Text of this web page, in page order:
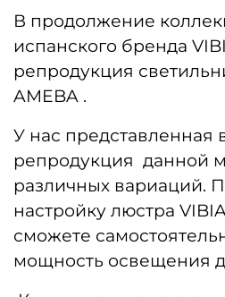
В продолжение
испанского бренда
репродукция
AMEBA .
У нас представленная
репродукция данной
различных вариаций.
настройку люстра
сможете
мощность освещения